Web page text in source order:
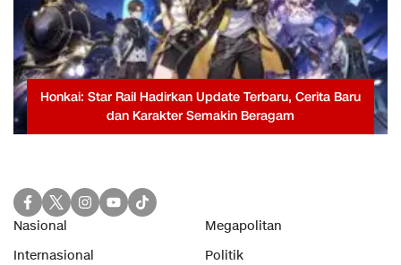
Honkai: Star Rail Hadirkan Update Terbaru, Cerita Baru
dan Karakter Semakin Beragam
Nasional
Megapolitan
Internasional
Politik